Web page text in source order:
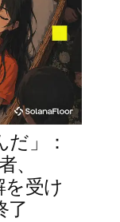
だ」：
、
を受け
了